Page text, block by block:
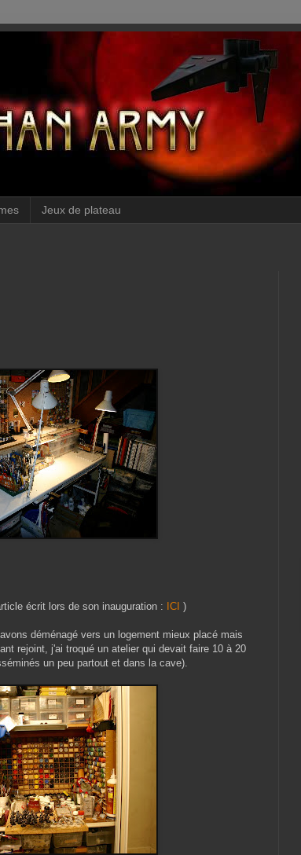
Jeux de plateau
écrit lors de son inauguration : ICI )
déménagé vers un logement mieux placé mais
rejoint, j'ai troqué un atelier qui devait faire 10 à 20
un peu partout et dans la cave).